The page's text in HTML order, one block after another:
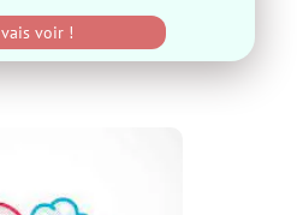
vais voir !